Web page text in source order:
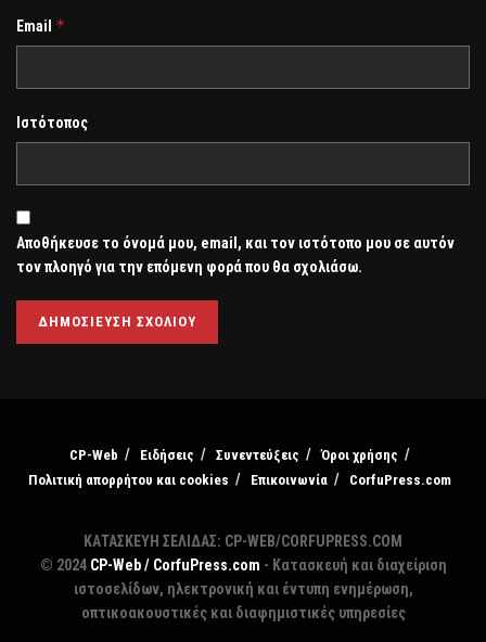
Email *
Ιστότοπος
Αποθήκευσε το όνομά μου, email, και τον ιστότοπο μου σε αυτόν
τον πλοηγό για την επόμενη φορά που θα σχολιάσω.
CP-Web Ειδήσεις Συνεντεύξεις
Όροι χρήσης
Πολιτική απορρήτου και cookies
Επικοινωνία CorfuPress.com
ΚΑΤΑΣΚΕΥΗ ΣΕΛΙΔΑΣ: CP-WEB/CORFUPRESS.COM
© 2024 CP-Web / CorfuPress.com - Κατασκευή και διαχείριση
ιστοσελίδων, ηλεκτρονική και έντυπη ενημέρωση,
οπτικοακουστικές και διαφημιστικές υπηρεσίες